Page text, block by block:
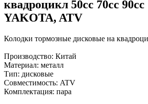
квадроцикл 50cc 70cc 90cc
YAKOTA, ATV
Колодки тормозные дисковые на
Производство: Китай
Материал: металл
Тип: дисковые
Совместимость: ATV
Комплектация: пара